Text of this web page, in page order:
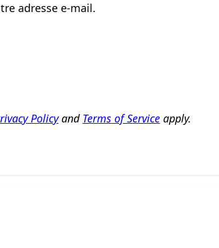
adresse e-mail.
Policyand Terms of Service apply.